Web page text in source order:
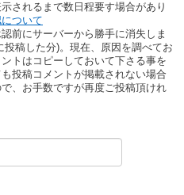
されるまで数日程要す場合があり
ついて
前にサーバーから勝手に消失しま
稿した分)。現在、原因を調べてお
トはコピーしておいて下さる事を
投稿コメントが掲載されない場合
、お手数ですが再度ご投稿頂けれ